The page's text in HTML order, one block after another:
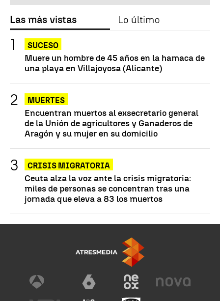
Las más vistas Lo último
SUCESO
Muere un hombre de 45 años en la hamaca de
una playa en Villajoyosa (Alicante)
MUERTES
Encuentran muertos al exsecretario general
de la Unión de agricultores y Ganaderos de
Aragón y su mujer en su domicilio
CRISIS MIGRATORIA
Ceuta alza la voz ante la crisis migratoria:
miles de personas se concentran tras una
jornada que eleva a 83 los muertos